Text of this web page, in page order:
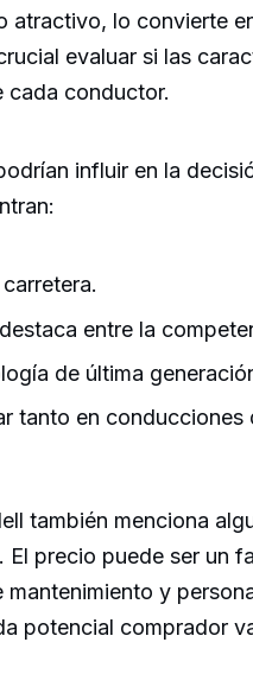
atractivo, lo convierte
evaluar si las
cada conductor.
influir en la
entre la
de última
tanto en conducciones
también menciona
precio puede ser un
y
potencial comprador